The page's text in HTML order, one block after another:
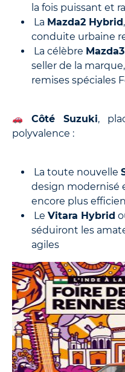
la fois puissant et
La Mazda2 Hybrid
conduite urbaine
La célèbre Mazda3
seller de la
remises spéciales
Côté Suzuki,
polyvalence :
La toute nouvelle
design modernisé
encore plus
Le Vitara Hybrid
séduiront les
agiles